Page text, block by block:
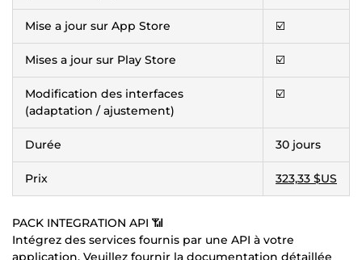
Mise a jour sur App Store ☑️
Mises a jour sur Play Store ☑️
Modification des interfaces
(adaptation / ajustement)
☑️
Durée 30 jours
Prix 323,33 $US
PACK INTEGRATION API 📶
Intégrez des services fournis par une API à votre
application. Veuillez fournir la documentation détaillée